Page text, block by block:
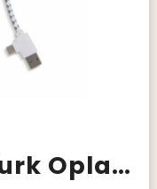
Xoopar Mr. Bio Kurk Oplaadkabel